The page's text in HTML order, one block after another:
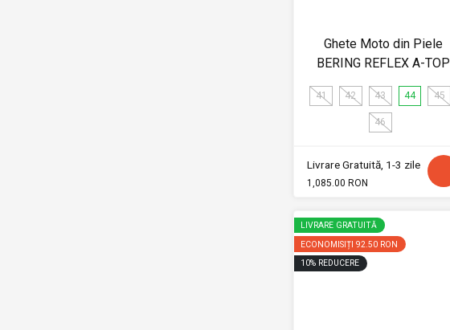
Ghete Moto din Piele
BERING REFLEX A-TOP
41 42 43 44 45
46
Livrare Gratuită, 1-3 zile
1,085.00 RON
LIVRARE GRATUITĂ
ECONOMISIȚI 92.50 RON
10% REDUCERE